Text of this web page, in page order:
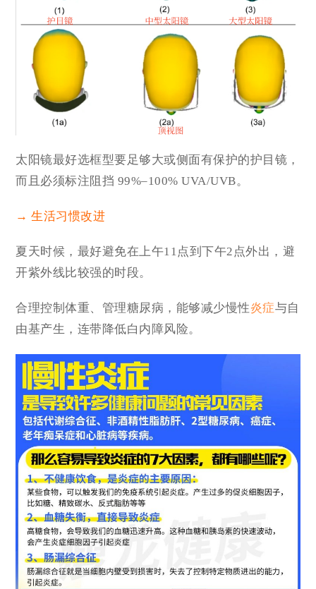
太阳镜最好选框型要足够大或侧面有保护的护目镜，
而且必须标注阻挡 99%–100% UVA/UVB。
→ 生活习惯改进
夏天时候，最好避免在上午11点到下午2点外出，避
开紫外线比较强的时段。
合理控制体重、管理糖尿病，能够减少慢性炎症与自
由基产生，连带降低白内障风险。